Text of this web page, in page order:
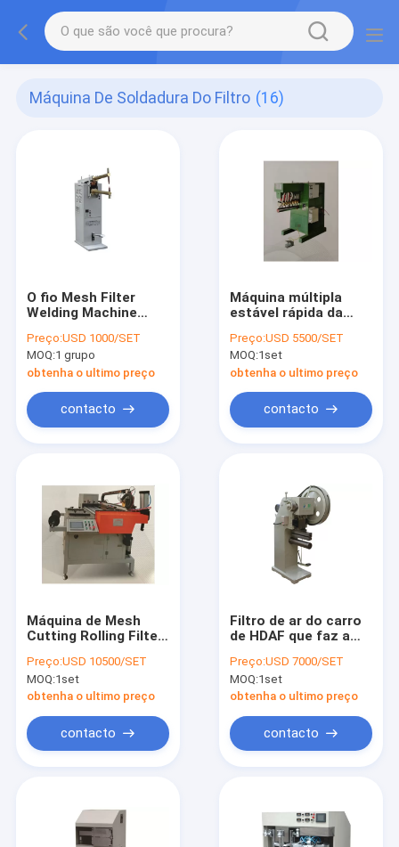
Máquina De Soldadura Do Filtro (16)
O fio Mesh Filter
Welding Machine
soldador do ponto
Preço:USD 1000/SET
MOQ:1 grupo
obtenha o ultimo preço
contacto
Máquina múltipla
estável rápida da
do soldador 15KA do
ponto
Preço:USD 5500/SET
MOQ:1set
obtenha o ultimo preço
contacto
Máquina de Mesh
Cutting Rolling Filter
soldadura de ponto
automática
Preço:USD 10500/SET
MOQ:1set
obtenha o ultimo preço
contacto
Filtro de ar do carro
de HDAF que faz a
Ends Hooking
Pressing
Preço:USD 7000/SET
MOQ:1set
obtenha o ultimo preço
contacto